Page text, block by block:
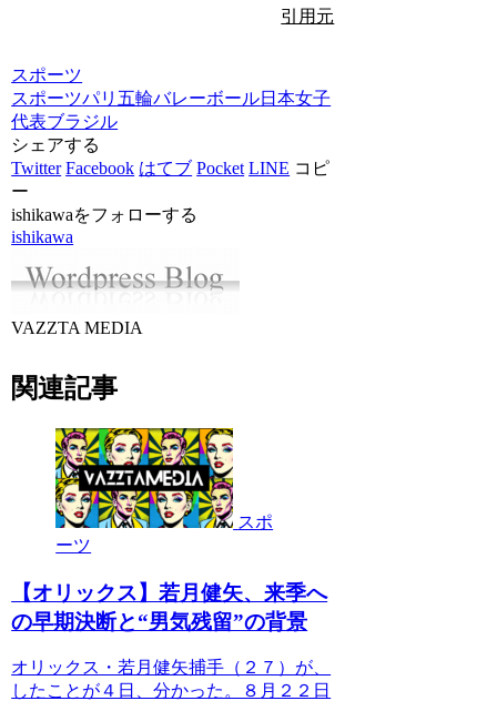
引用元
スポーツ
スポーツパリ五輪バレーボール日本女子
代表ブラジル
シェアする
Twitter Facebook はてブ Pocket LINE コピ
ー
ishikawaをフォローする
ishikawa
VAZZTA MEDIA
関連記事
スポ
ーツ
【オリックス】若月健矢、来季へ
の早期決断と“男気残留”の背景
オリックス・若月健矢捕手（２７）が、
したことが４日、分かった。８月２２日